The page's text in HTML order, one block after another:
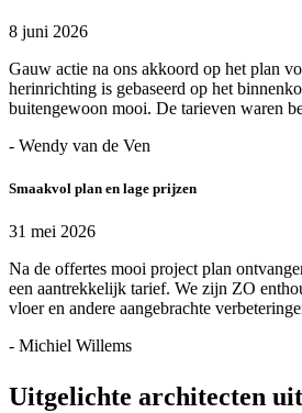
8 juni 2026
Gauw actie na ons akkoord op het plan
herinrichting is gebaseerd op het
buitengewoon mooi. De tarieven waren
- Wendy van de Ven
Smaakvol plan en lage prijzen
31 mei 2026
Na de offertes mooi project plan
een aantrekkelijk tarief. We zijn ZO
vloer en andere aangebrachte
- Michiel Willems
Uitgelichte architecten